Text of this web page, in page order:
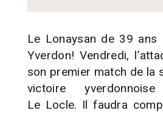
Le Lonaysan de 39
Yverdon! Vendredi,
son premier match de la
victoire
Le Locle. Il faudra